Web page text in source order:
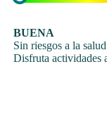
BUENA
Sin riesgos a la salud
Disfruta actividades